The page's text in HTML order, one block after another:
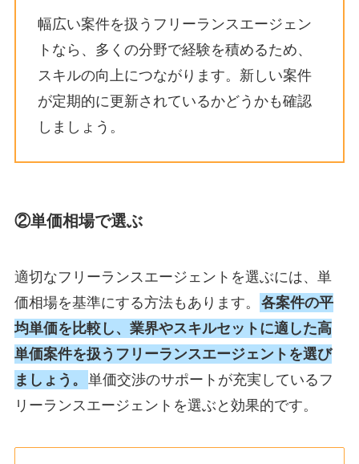
幅広い案件を扱うフリーランスエージェン
トなら、多くの分野で経験を積めるため、
スキルの向上につながります。新しい案件
が定期的に更新されているかどうかも確認
しましょう。
②単価相場で選ぶ
適切なフリーランスエージェントを選ぶには、単
価相場を基準にする方法もあります。
各案件の平
均単価を比較し、業界やスキルセットに適した高
単価案件を扱うフリーランスエージェントを選び
ましょう。
単価交渉のサポートが充実しているフ
リーランスエージェントを選ぶと効果的です。